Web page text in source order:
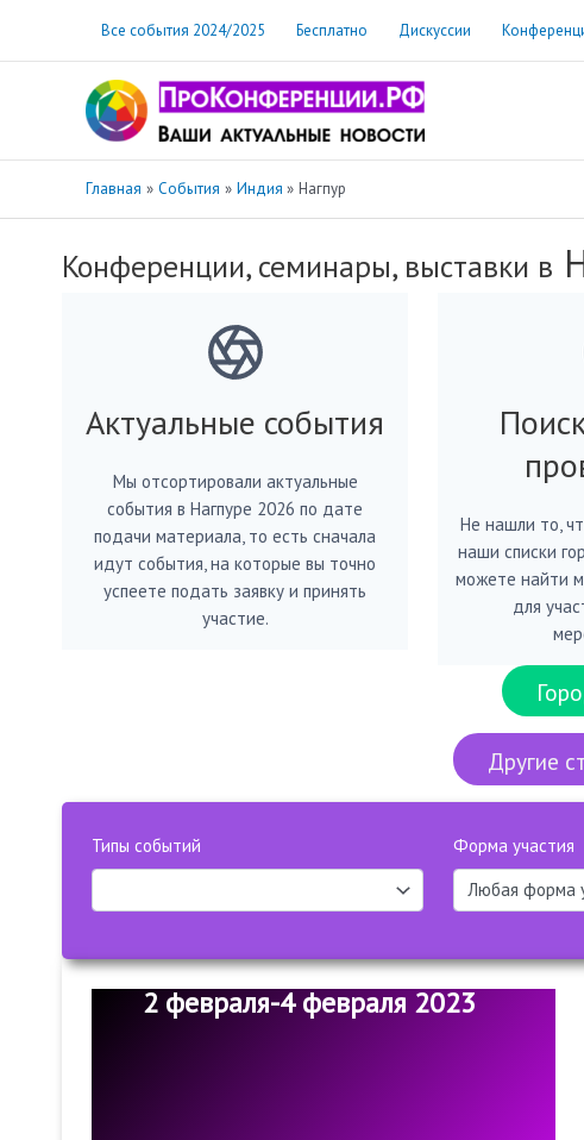
содержимому
Все события 2024/2025 Бесплатно Дискуссии
Главная События Индия Нагпур
Конференции, семинары, выставки в
Актуальные события
Мы отсортировали актуальные
события в Нагпуре 2026 по дате
подачи материала, то есть сначала
идут события, на которые вы точно
успеете подать заявку и принять
участие.
Не нашли то,
наши списки
можете найти
для
Другие
Типы событий Форма участия
2 февраля-4 февраля 2023